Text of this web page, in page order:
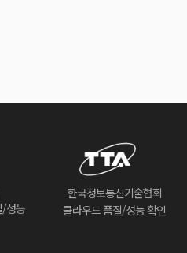
/성능
한국정보통신기술협회
클라우드 품질/성능 확인